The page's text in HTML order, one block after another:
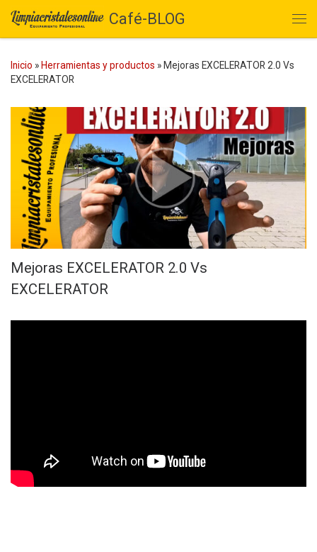
Saltar al contenido Café-BLOG
Inicio »Herramientas y productos »Mejoras EXCELERATOR 2.0 Vs
EXCELERATOR
Mejoras EXCELERATOR 2.0 Vs
EXCELERATOR